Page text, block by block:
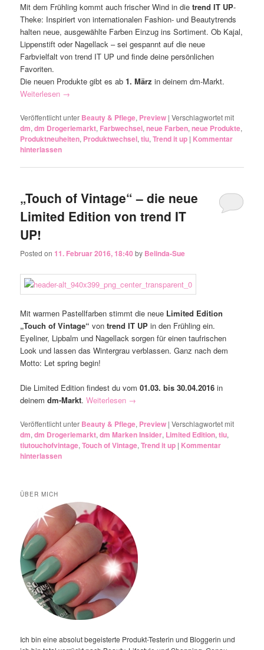
Mit dem Frühling kommt auch frischer Wind in die trend IT UP-
Theke: Inspiriert von internationalen Fashion- und Beautytrends
halten neue, ausgewählte Farben Einzug ins Sortiment. Ob Kajal,
Lippenstift oder Nagellack – sei gespannt auf die neue
Farbvielfalt von trend IT UP und finde deine persönlichen
Favoriten.
Die neuen Produkte gibt es ab1. März in deinem dm-Markt.
Weiterlesen →
Veröffentlicht unter Beauty & Pflege, Preview |Verschlagwortet mit
dm,dm Drogeriemarkt, Farbwechsel,neue Farben,neue Produkte,
Produktneuheiten, Produktwechsel,tiu,Trend it up | Kommentar
hinterlassen
„Touch of Vintage“ – die neue
Limited Edition von trend IT
UP!
Posted on11. Februar 2016, 18:40 by Belinda-Sue
Mit warmen Pastellfarben stimmt die neue Limited Edition
„Touch of Vintage“ vontrend IT UP in den Frühling ein.
Eyeliner, Lipbalm und Nagellack sorgen für einen taufrischen
Look und lassen das Wintergrau verblassen. Ganz nach dem
Motto: Let spring begin!
Die Limited Edition findest du vom01.03. bis 30.04.2016 in
deinemdm-Markt.Weiterlesen →
Veröffentlicht unter Beauty & Pflege, Preview |Verschlagwortet mit
dm,dm Drogeriemarkt,dm Marken Insider, Limited Edition,tiu,
tiutouchofvintage,Touch of Vintage,Trend it up | Kommentar
hinterlassen
ÜBER MICH
Ich bin eine absolut begeisterte Produkt-Testerin und Bloggerin und